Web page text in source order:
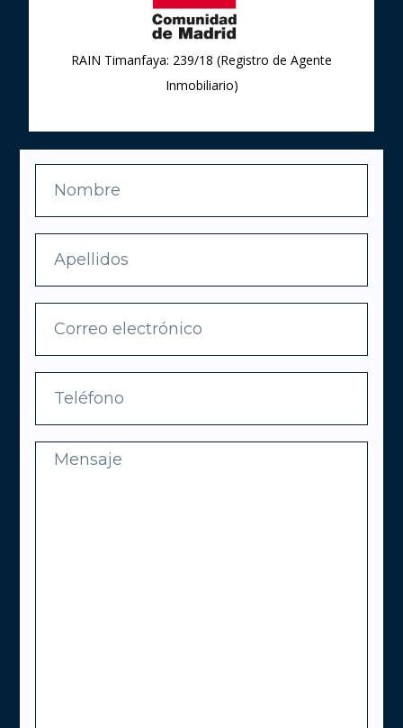
RAIN Timanfaya: 239/18 (Registro de Agente
Inmobiliario)